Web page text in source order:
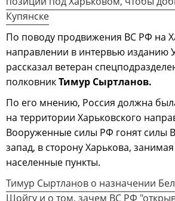
Купянске
По поводу продвижения ВС РФ на
направлении в интервью изданию
рассказал ветеран
полковникТимур Сыртланов.
По его мнению, Россия должна
на территории Харьковского
Вооруженные силы РФ гонят силы
запад, в сторону Харькова,
населенные пункты.
Тимур Сыртланов о назначении
Шойгу и о том, зачем ВС РФ